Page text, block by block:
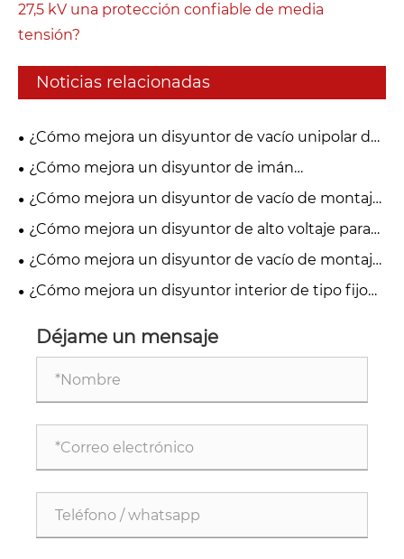
27,5 kV una protección confiable de media
tensión?
Noticias relacionadas
¿Cómo mejora un disyuntor de vacío unipolar de
27,5 kV la seguridad de la distribución de energía y
los ferrocarriles?
¿Cómo mejora un disyuntor de imán
permanente para exteriores la confiabilidad de la
distribución de energía?
¿Cómo mejora un disyuntor de vacío de montaje
lateral de 24 kV la protección de energía de media
tensión?
¿Cómo mejora un disyuntor de alto voltaje para
interiores la seguridad y confiabilidad eléctrica?
¿Cómo mejora un disyuntor de vacío de montaje
lateral de 24 kV la seguridad del sistema de
energía de media tensión?
¿Cómo mejora un disyuntor interior de tipo fijo
media tensión?
Déjame un mensaje